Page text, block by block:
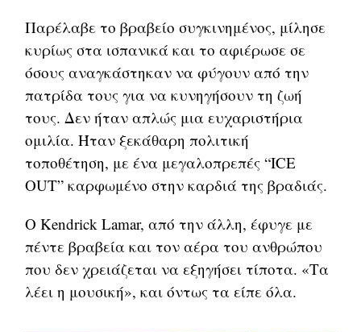
Παρέλαβε το βραβείο συγκινημένος, μίλησε
κυρίως στα ισπανικά και το αφιέρωσε σε
όσους αναγκάστηκαν να φύγουν από την
πατρίδα τους για να κυνηγήσουν τη ζωή
τους. Δεν ήταν απλώς μια ευχαριστήρια
ομιλία. Ήταν ξεκάθαρη πολιτική
τοποθέτηση, με ένα μεγαλοπρεπές “ICE
OUT” καρφωμένο στην καρδιά της βραδιάς.
Ο Kendrick Lamar, από την άλλη, έφυγε με
πέντε βραβεία και τον αέρα του ανθρώπου
που δεν χρειάζεται να εξηγήσει τίποτα. «Τα
λέει η μουσική», και όντως τα είπε όλα.